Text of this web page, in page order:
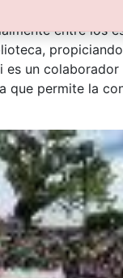
entre los
es un
que permite la